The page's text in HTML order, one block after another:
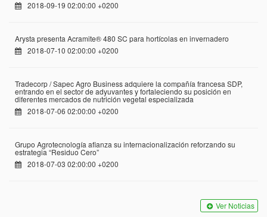
2018-09-19 02:00:00 +0200
Arysta presenta Acramite® 480 SC para hortícolas en invernadero
2018-07-10 02:00:00 +0200
Tradecorp / Sapec Agro Business adquiere la compañía francesa SDP,
entrando en el sector de adyuvantes y fortaleciendo su posición en
diferentes mercados de nutrición vegetal especializada
2018-07-06 02:00:00 +0200
Grupo Agrotecnología afianza su internacionalización reforzando su
estrategia “Residuo Cero”
2018-07-03 02:00:00 +0200
Ver Noticias